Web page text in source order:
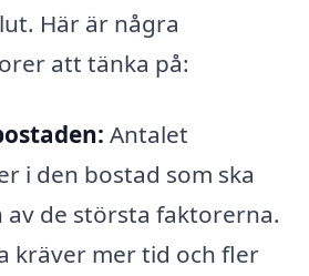
Här är några
att tänka på:
Antalet
i den bostad som ska
av de största faktorerna.
kräver mer tid och fler